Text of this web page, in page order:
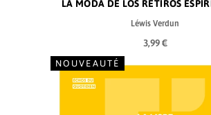
LA MODA DE LOS RETIROS
Léwis Verdun
3,99 €
NOUVEAUTÉ